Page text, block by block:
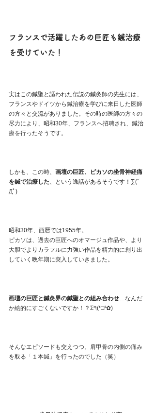
フランスで活躍したあの巨匠も鍼治療
を受けていた！
実はこの鍼聖と謳われた伝説の鍼灸師の先生には、
フランスやドイツから鍼治療を学びに来日した医師
の方々と交流がありました。その時の医師の方々の
尽力により、昭和30年、フランスへ招聘され、鍼治
療を行ったそうです。
しかも、この時、 画壇の巨匠、ピカソの坐骨神経痛
を鍼で治療した 、という逸話があるそうです！∑(ﾟ
Дﾟ)
昭和30年、西暦では1955年。
ピカソは、過去の巨匠へのオマージュ作品や、より
大胆でよりカラフルに力強い作品を精力的に創り出
していく晩年期に突入していきました。
画壇の巨匠と鍼灸界の鍼聖との組み合わせ …なんだ
か絵的にすごくないですか！？Σ੧(❛□❛✿)
そんなエピソードも交えつつ、肩甲骨の内側の痛み
を取る「１本鍼」を行ったのでした（笑）